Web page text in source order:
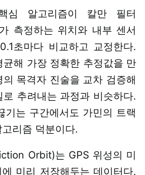
심 알고리즘이 칼만 필터
측정하는 위치와 내부 센서
초마다 비교하고 교정한다.
해 가장 정확한 추정값을 만
목격자 진술을 교차 검증해
추려내는 과정과 비슷하다.
기는 구간에서도 가민의 트랙
리즘 덕분이다.
Orbit)는 GPS 위성의 미
미리 저장해두는 데이터다.